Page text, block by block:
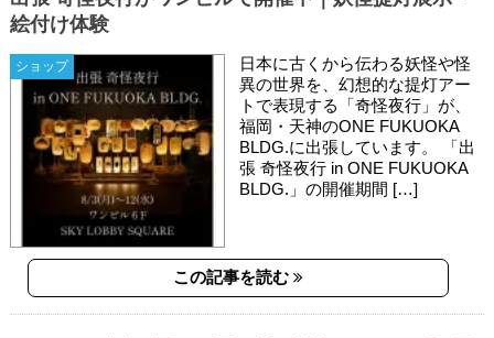
ショップ
絵付け体験
日本に古くから伝わる妖怪や怪
異の世界を、幻想的な提灯アー
トで表現する「奇怪夜行」が、
福岡・天神のONE FUKUOKA
BLDG.に出張しています。 「出
張 奇怪夜行 in ONE FUKUOKA
BLDG.」の開催期間 […]
この記事を読む